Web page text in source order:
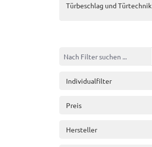
Türbeschlag und Türtechnik
Individualfilter
Preis
Hersteller